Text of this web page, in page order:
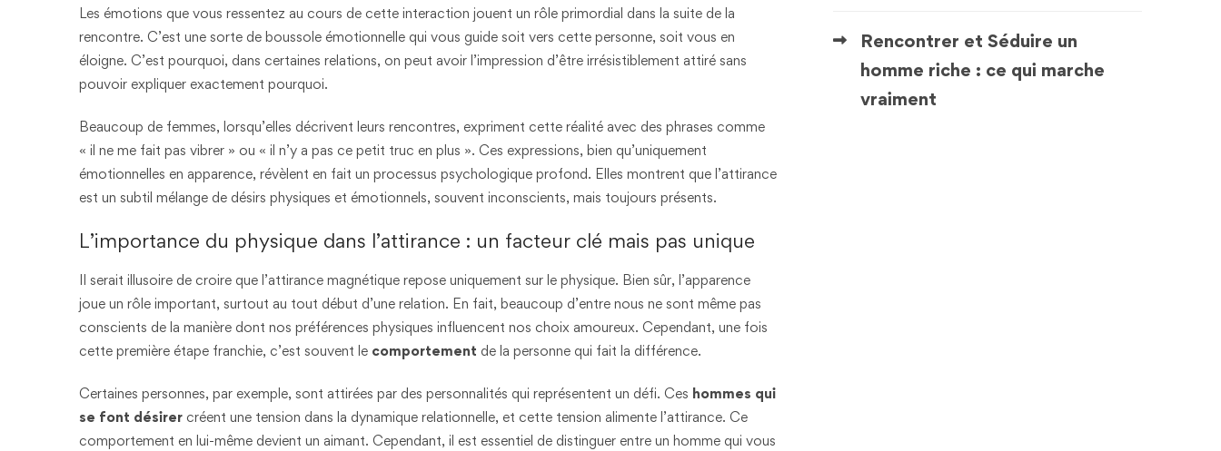
Les émotions que vous ressentez au cours de cette interaction jouent un rôle primordial dans la suite de la
rencontre. C’est une sorte de boussole émotionnelle qui vous guide soit vers cette personne, soit vous en
éloigne. C’est pourquoi, dans certaines relations, on peut avoir l’impression d’être irrésistiblement attiré sans
pouvoir expliquer exactement pourquoi.
Beaucoup de femmes, lorsqu’elles décrivent leurs rencontres, expriment cette réalité avec des phrases comme
« il ne me fait pas vibrer » ou « il n’y a pas ce petit truc en plus ». Ces expressions, bien qu’uniquement
émotionnelles en apparence, révèlent en fait un processus psychologique profond. Elles montrent que l’attirance
est un subtil mélange de désirs physiques et émotionnels, souvent inconscients, mais toujours présents.
L’importance du physique dans l’attirance : un facteur clé mais pas unique
Il serait illusoire de croire que l’attirance magnétique repose uniquement sur le physique. Bien sûr, l’apparence
joue un rôle important, surtout au tout début d’une relation. En fait, beaucoup d’entre nous ne sont même pas
conscients de la manière dont nos préférences physiques influencent nos choix amoureux. Cependant, une fois
cette première étape franchie, c’est souvent le comportement de la personne qui fait la différence.
Certaines personnes, par exemple, sont attirées par des personnalités qui représentent un défi. Ces hommes qui
se font désirer créent une tension dans la dynamique relationnelle, et cette tension alimente l’attirance. Ce
comportement en lui-même devient un aimant. Cependant, il est essentiel de distinguer entre un homme qui vous
Rencontrer et Séduire un
homme riche : ce qui marche
vraiment